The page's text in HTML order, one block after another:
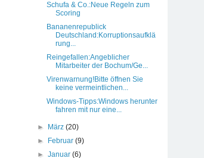
Schufa & Co.:Neue Regeln zum
Scoring
Bananenrepublick
Deutschland:Korruptionsaufklä
rung...
Reingefallen:Angeblicher
Mitarbeiter der Bochum/Ge...
Virenwarnung!Bitte öffnen Sie
keine vermeintlichen...
Windows-Tipps:Windows herunter
fahren mit nur eine...
► März(20)
►
Februar(9)
►Januar(6)